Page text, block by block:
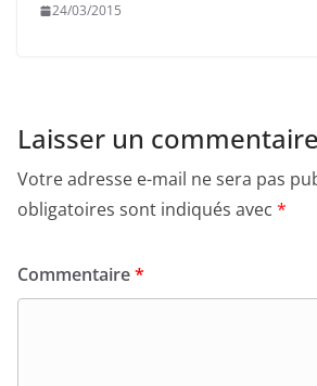
24/03/2015
Laisser un commentaire
Votre adresse e-mail ne sera pas
obligatoires sont indiqués avec *
Commentaire*